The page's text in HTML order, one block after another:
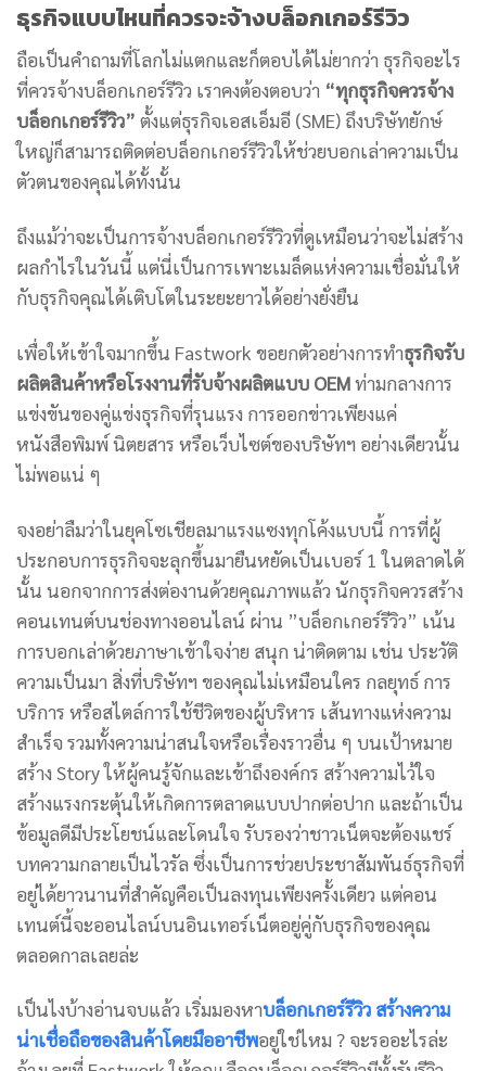
ธุรกิจแบบไหนที่ควรจะจ้างบล็อกเกอร์รีวิว
ถือเป็นคำถามที่โลกไม่แตกและก็ตอบได้ไม่ยากว่า ธุรกิจอะไร
ที่ควรจ้างบล็อกเกอร์รีวิว เราคงต้องตอบว่า “ทุกธุรกิจควรจ้าง
บล็อกเกอร์รีวิว” ตั้งแต่ธุรกิจเอสเอ็มอี (SME) ถึงบริษัทยักษ์
ใหญ่ก็สามารถติดต่อบล็อกเกอร์รีวิวให้ช่วยบอกเล่าความเป็น
ตัวตนของคุณได้ทั้งนั้น
ถึงแม้ว่าจะเป็นการจ้างบล็อกเกอร์รีวิวที่ดูเหมือนว่าจะไม่สร้าง
ผลกำไรในวันนี้ แต่นี่เป็นการเพาะเมล็ดแห่งความเชื่อมั่นให้
กับธุรกิจคุณได้เติบโตในระยะยาวได้อย่างยั่งยืน
เพื่อให้เข้าใจมากขึ้น Fastwork ขอยกตัวอย่างการทำธุรกิจรับ
ผลิตสินค้าหรือโรงงานที่รับจ้างผลิตแบบ OEMท่ามกลางการ
แข่งขันของคู่แข่งธุรกิจที่รุนแรง การออกข่าวเพียงแค่
หนังสือพิมพ์ นิตยสาร หรือเว็บไซต์ของบริษัทฯ อย่างเดียวนั้น
ไม่พอแน่ ๆ
จงอย่าลืมว่าในยุคโซเชียลมาแรงแซงทุกโค้งแบบนี้ การที่ผู้
ประกอบการธุรกิจจะลุกขึ้นมายืนหยัดเป็นเบอร์ 1 ในตลาดได้
นั้น นอกจากการส่งต่องานด้วยคุณภาพแล้ว นักธุรกิจควรสร้าง
คอนเทนต์บนช่องทางออนไลน์ ผ่าน ”บล็อกเกอร์รีวิว” เน้น
การบอกเล่าด้วยภาษาเข้าใจง่าย สนุก น่าติดตาม เช่น ประวัติ
ความเป็นมา สิ่งที่บริษัทฯ ของคุณไม่เหมือนใคร กลยุทธ์ การ
บริการ หรือสไตล์การใช้ชีวิตของผู้บริหาร เส้นทางแห่งความ
สำเร็จ รวมทั้งความน่าสนใจหรือเรื่องราวอื่น ๆ บนเป้าหมาย
สร้าง Story ให้ผู้คนรู้จักและเข้าถึงองค์กร สร้างความไว้ใจ
สร้างแรงกระตุ้นให้เกิดการตลาดแบบปากต่อปาก และถ้าเป็น
ข้อมูลดีมีประโยชน์และโดนใจ รับรองว่าชาวเน็ตจะต้องแชร์
บทความกลายเป็นไวรัล ซึ่งเป็นการช่วยประชาสัมพันธ์ธุรกิจที่
อยู่ได้ยาวนานที่สำคัญคือเป็นลงทุนเพียงครั้งเดียว แต่คอน
เทนต์นี้จะออนไลน์บนอินเทอร์เน็ตอยู่คู่กับธุรกิจของคุณ
ตลอดกาลเลยล่ะ
เป็นไงบ้างอ่านจบแล้ว เริ่มมองหาบล็อกเกอร์รีวิว สร้างความ
น่าเชื่อถือของสินค้าโดยมืออาชีพอยู่ใช่ไหม ? จะรออะไรล่ะ